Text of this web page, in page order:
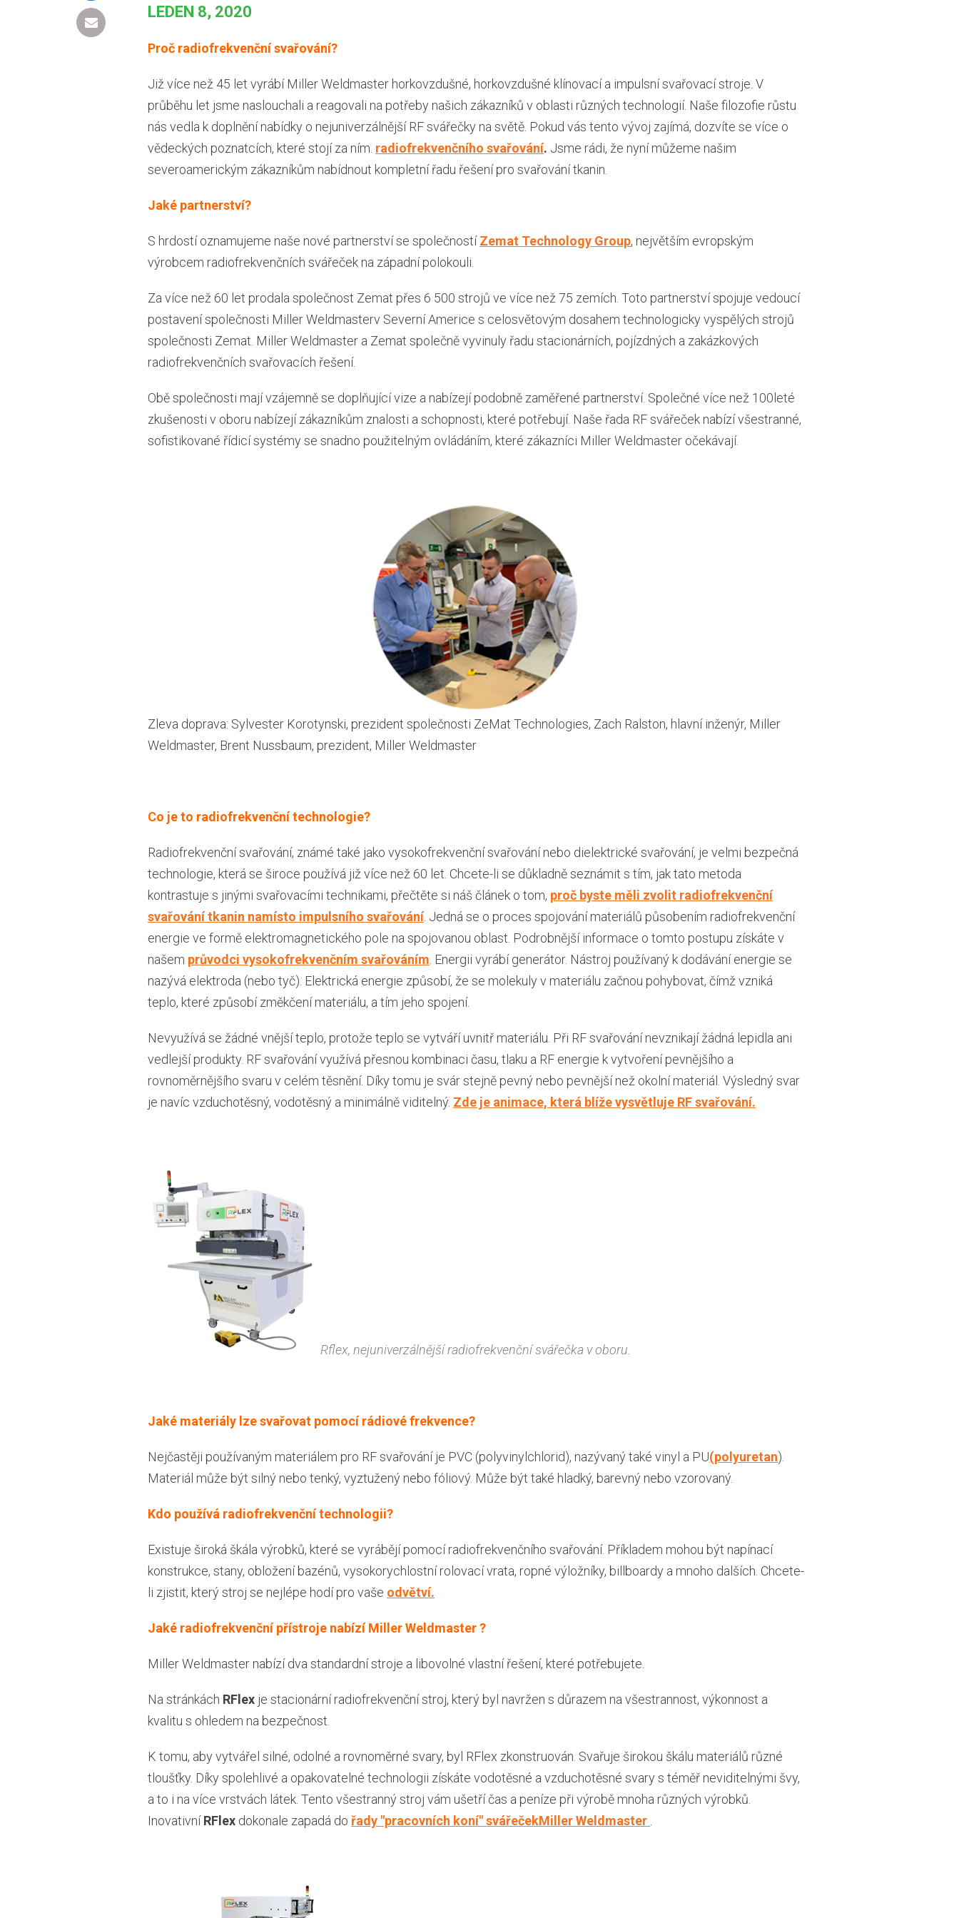
LEDEN 8, 2020
Proč radiofrekvenční svařování?
Již více než 45 let vyrábí Miller Weldmaster horkovzdušné, horkovzdušné klínovací a impulsní svařovací stroje. V
průběhu let jsme naslouchali a reagovali na potřeby našich zákazníků v oblasti různých technologií. Naše filozofie růstu
nás vedla k doplnění nabídky o nejuniverzálnější RF svářečky na světě. Pokud vás tento vývoj zajímá, dozvíte se více o
vědeckých poznatcích, které stojí za ním. radiofrekvenčního svařování. Jsme rádi, že nyní můžeme našim
severoamerickým zákazníkům nabídnout kompletní řadu řešení pro svařování tkanin.
Jaké partnerství?
S hrdostí oznamujeme naše nové partnerství se společnostíZemat Technology Group, největším evropským
výrobcem radiofrekvenčních svářeček na západní polokouli.
Za více než 60 let prodala společnost Zemat přes 6 500 strojů ve více než 75 zemích. Toto partnerství spojuje vedoucí
postavení společnosti Miller Weldmasterv Severní Americe s celosvětovým dosahem technologicky vyspělých strojů
společnosti Zemat. Miller Weldmaster a Zemat společně vyvinuly řadu stacionárních, pojízdných a zakázkových
radiofrekvenčních svařovacích řešení.
Obě společnosti mají vzájemně se doplňující vize a nabízejí podobně zaměřené partnerství. Společné více než 100leté
zkušenosti v oboru nabízejí zákazníkům znalosti a schopnosti, které potřebují. Naše řada RF svářeček nabízí všestranné,
sofistikované řídicí systémy se snadno použitelným ovládáním, které zákazníci Miller Weldmaster očekávají.
Zleva doprava: Sylvester Korotynski, prezident společnosti ZeMat Technologies, Zach Ralston, hlavní inženýr, Miller
Weldmaster, Brent Nussbaum, prezident, Miller Weldmaster
Co je to radiofrekvenční technologie?
Radiofrekvenční svařování, známé také jako vysokofrekvenční svařování nebo dielektrické svařování, je velmi bezpečná
technologie, která se široce používá již více než 60 let. Chcete-li se důkladně seznámit s tím, jak tato metoda
kontrastuje s jinými svařovacími technikami, přečtěte si náš článek o tom, proč byste měli zvolit radiofrekvenční
svařování tkanin namísto impulsního svařování. Jedná se o proces spojování materiálů působením radiofrekvenční
energie ve formě elektromagnetického pole na spojovanou oblast. Podrobnější informace o tomto postupu získáte v
našem průvodci vysokofrekvenčním svařováním. Energii vyrábí generátor. Nástroj používaný k dodávání energie se
nazývá elektroda (nebo tyč). Elektrická energie způsobí, že se molekuly v materiálu začnou pohybovat, čímž vzniká
teplo, které způsobí změkčení materiálu, a tím jeho spojení.
Nevyužívá se žádné vnější teplo, protože teplo se vytváří uvnitř materiálu. Při RF svařování nevznikají žádná lepidla ani
vedlejší produkty. RF svařování využívá přesnou kombinaci času, tlaku a RF energie k vytvoření pevnějšího a
rovnoměrnějšího svaru v celém těsnění. Díky tomu je svár stejně pevný nebo pevnější než okolní materiál. Výsledný svar
je navíc vzduchotěsný, vodotěsný a minimálně viditelný. Zde je animace, která blíže vysvětluje RF svařování.
Rflex, nejuniverzálnější radiofrekvenční svářečka v oboru.
Jaké materiály lze svařovat pomocí rádiové frekvence?
Nejčastěji používaným materiálem pro RF svařování je PVC (polyvinylchlorid), nazývaný také vinyl a PU(polyuretan).
Materiál může být silný nebo tenký, vyztužený nebo fóliový. Může být také hladký, barevný nebo vzorovaný.
Kdo používá radiofrekvenční technologii?
Existuje široká škála výrobků, které se vyrábějí pomocí radiofrekvenčního svařování. Příkladem mohou být napínací
konstrukce, stany, obložení bazénů, vysokorychlostní rolovací vrata, ropné výložníky, billboardy a mnoho dalších. Chcete-
li zjistit, který stroj se nejlépe hodí pro vaše odvětví.
Jaké radiofrekvenční přístroje nabízí Miller Weldmaster ?
Miller Weldmaster nabízí dva standardní stroje a libovolné vlastní řešení, které potřebujete.
Na stránkách RFlex je stacionární radiofrekvenční stroj, který byl navržen s důrazem na všestrannost, výkonnost a
kvalitu s ohledem na bezpečnost.
K tomu, aby vytvářel silné, odolné a rovnoměrné svary, byl RFlex zkonstruován. Svařuje širokou škálu materiálů různé
tloušťky. Díky spolehlivé a opakovatelné technologii získáte vodotěsné a vzduchotěsné svary s téměř neviditelnými švy,
a to i na více vrstvách látek. Tento všestranný stroj vám ušetří čas a peníze při výrobě mnoha různých výrobků.
InovativníRFlex dokonale zapadá do řady "pracovních koní" svářečekMiller Weldmaster .